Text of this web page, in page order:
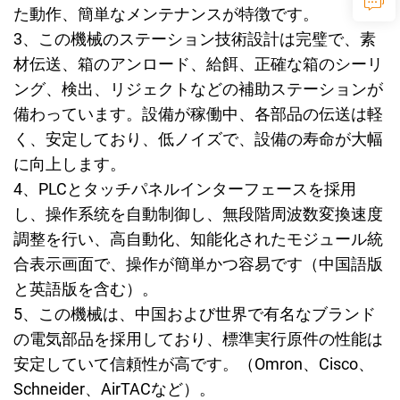
た動作、簡単なメンテナンスが特徴です。
3、 この機械のステーション技術設計は完璧で、素
材伝送、箱のアンロード、給餌、正確な箱のシーリ
ング、検出、リジェクトなどの補助ステーションが
備わっています。設備が稼働中、各部品の伝送は軽
く、安定しており、低ノイズで、設備の寿命が大幅
に向上します。
4、 PLCとタッチパネルインターフェースを採用
し、操作系统を自動制御し、無段階周波数変換速度
調整を行い、高自動化、知能化されたモジュール統
合表示画面で、操作が簡単かつ容易です（中国語版
と英語版を含む）。
5、 この機械は、中国および世界で有名なブランド
の電気部品を採用しており、標準実行原件の性能は
安定していて信頼性が高です。（Omron、Cisco、
Schneider、AirTACなど）。